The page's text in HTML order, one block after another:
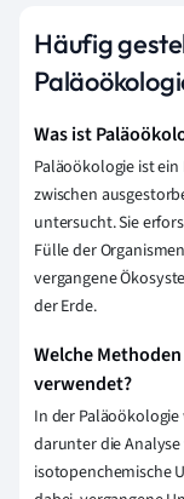
Häufig
Was ist
Paläoökologie ist
zwischen
untersucht. Sie
Fülle der
vergangene
der Erde.
Welche
verwendet?
In der
darunter die
isotopenchemische